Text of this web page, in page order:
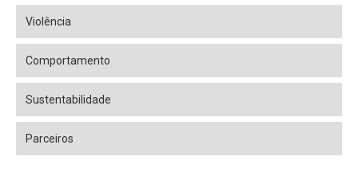
Violência
Comportamento
Sustentabilidade
Parceiros